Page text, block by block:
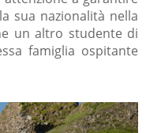
sua nazionalità nella
un altro studente di
famiglia ospitante